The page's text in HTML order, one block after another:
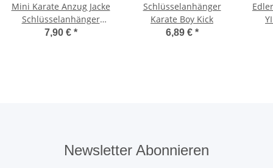
Mini Karate Anzug Jacke
Schlüsselanhänger
Anhänger aus Acryl
7,90 € *
Schlüsselanhänger
Karate Boy Kick
6,89 € *
Newsletter Abonnieren